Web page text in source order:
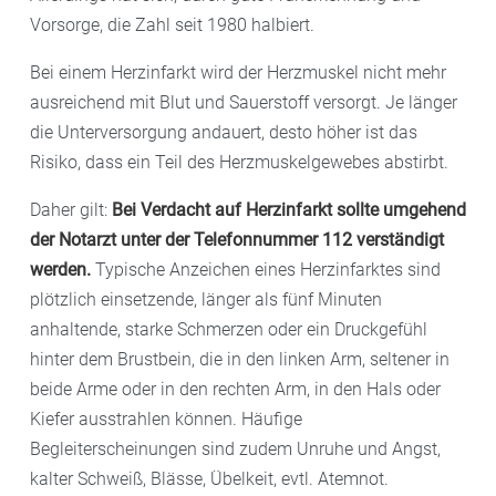
Vorerkrankungen oder gar Symptomen leidet, sollte
kann durch Ultraschall, EKG und Langzeit-EKG
überprüfen, ob und in welchem Umfang das Herz
angegriffen ist.
Vorsorge, die Zahl seit 1980 halbiert.
Bei einem Herzinfarkt wird der Herzmuskel nicht mehr
ausreichend mit Blut und Sauerstoff versorgt. Je länger
die Unterversorgung andauert, desto höher ist das
Risiko, dass ein Teil des Herzmuskelgewebes abstirbt.
Daher gilt: Bei Verdacht auf Herzinfarkt sollte umgehend
der Notarzt unter der Telefonnummer 112 verständigt
werden. Typische Anzeichen eines Herzinfarktes sind
plötzlich einsetzende, länger als fünf Minuten
anhaltende, starke Schmerzen oder ein Druckgefühl
hinter dem Brustbein, die in den linken Arm, seltener in
beide Arme oder in den rechten Arm, in den Hals oder
Kiefer ausstrahlen können. Häufige
Begleiterscheinungen sind zudem Unruhe und Angst,
kalter Schweiß, Blässe, Übelkeit, evtl. Atemnot.